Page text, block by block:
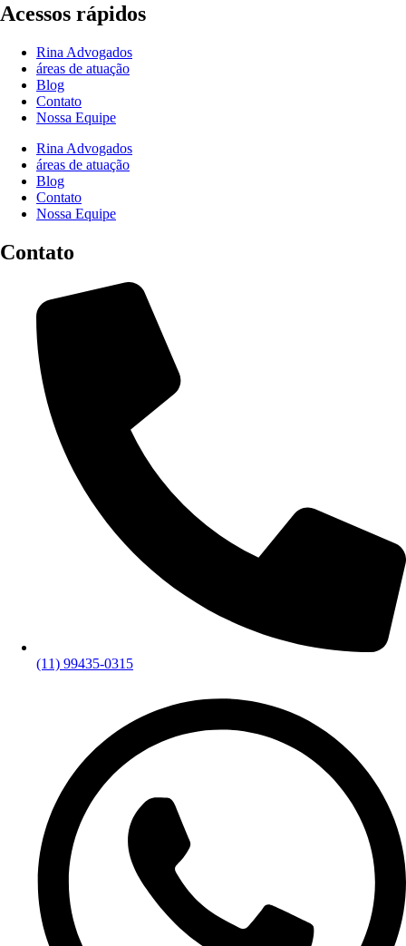
Acessos rápidos
Rina Advogados
áreas de atuação
Blog
Contato
Nossa Equipe
Rina Advogados
áreas de atuação
Blog
Contato
Nossa Equipe
Contato
(11) 99435-0315